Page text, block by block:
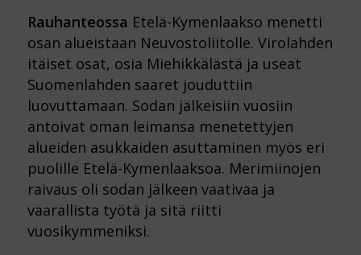
Rauhanteossa Etelä-Kymenlaakso menetti
osan alueistaan Neuvostoliitolle. Virolahden
itäiset osat, osia Miehikkälästä ja useat
Suomenlahden saaret jouduttiin
luovuttamaan. Sodan jälkeisiin vuosiin
antoivat oman leimansa menetettyjen
alueiden asukkaiden asuttaminen myös eri
puolille Etelä-Kymenlaaksoa. Merimiinojen
raivaus oli sodan jälkeen vaativaa ja
vaarallista työtä ja sitä riitti
vuosikymmeniksi.